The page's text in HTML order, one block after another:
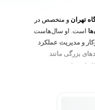
تهران و متخصص در
است. او سال‌هاست
و مدیریت عملکرد
بزرگی مانند
دارد.
متعددی را بر
استراتژی، مدیریت